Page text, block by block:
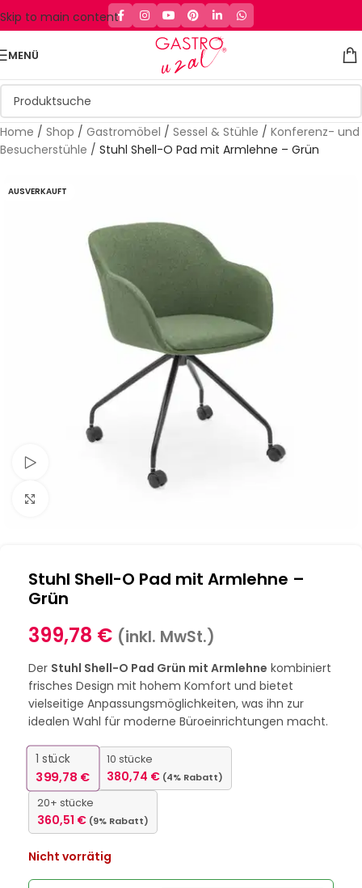
Skip to main content
MENÜ
Home / Shop / Gastromöbel / Sessel & Stühle / Konferenz- und
Besucherstühle / Stuhl Shell-O Pad mit Armlehne – Grün
AUSVERKAUFT
Stuhl Shell-O Pad mit Armlehne –
Grün
399,78 € (inkl. MwSt.)
Der Stuhl Shell-O Pad Grün mit Armlehne kombiniert
frisches Design mit hohem Komfort und bietet
vielseitige Anpassungsmöglichkeiten, was ihn zur
idealen Wahl für moderne Büroeinrichtungen macht.
1 stück
399,78 €
10 stücke
380,74 € (4% Rabatt)
20+ stücke
360,51 € (9% Rabatt)
Nicht vorrätig